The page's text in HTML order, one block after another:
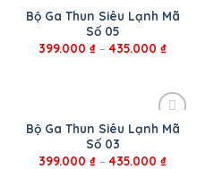
Bộ Ga Thun Siêu Lạnh Mã
Số 05
399.000 ₫ –435.000 ₫
Bộ Ga Thun Siêu Lạnh Mã
Số 03
399.000 ₫ –435.000 ₫